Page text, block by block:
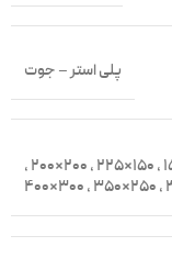
پلی استر – جوت
,
150×225
,
200×200
,
,
250×350
,
300×400